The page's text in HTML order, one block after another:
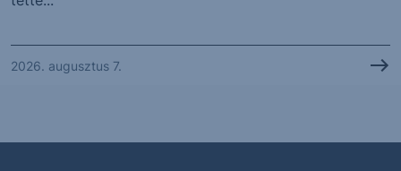
2026. augusztus 7.